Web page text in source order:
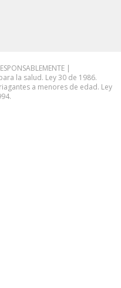
|
la salud. Ley 30 de 1986.
a menores de edad. Ley